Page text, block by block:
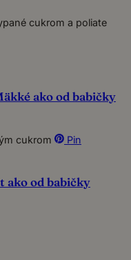
ako od babičky
Pin
ako od babičky